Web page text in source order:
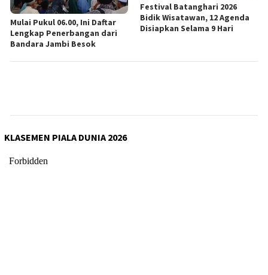
Mulai Pukul 06.00, Ini Daftar
Lengkap Penerbangan dari
Bandara Jambi Besok
Festival Batanghari 2026
Bidik Wisatawan, 12 Agenda
Disiapkan Selama 9 Hari
KLASEMEN PIALA DUNIA 2026